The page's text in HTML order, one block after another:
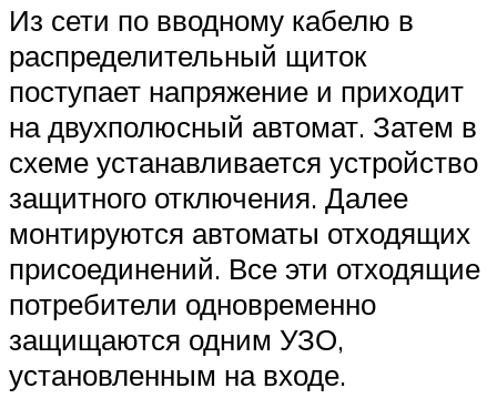
Из сети по вводному кабелю в
распределительный щиток
поступает напряжение и приходит
на двухполюсный автомат. Затем в
схеме устанавливается устройство
защитного отключения. Далее
монтируются автоматы отходящих
присоединений. Все эти отходящие
потребители одновременно
защищаются одним УЗО,
установленным на входе.